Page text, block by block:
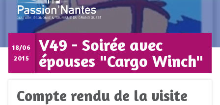
18/06
2015
V49 - Soirée avec
épouses "Cargo Winch"
Compte rendu de la visite